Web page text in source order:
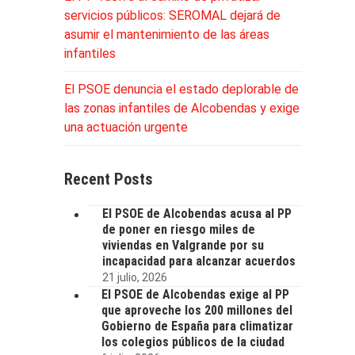
servicios públicos: SEROMAL dejará de
asumir el mantenimiento de las áreas
infantiles
El PSOE denuncia el estado deplorable de
las zonas infantiles de Alcobendas y exige
una actuación urgente
Recent Posts
El PSOE de Alcobendas acusa al PP
de poner en riesgo miles de
viviendas en Valgrande por su
incapacidad para alcanzar acuerdos
21 julio, 2026
El PSOE de Alcobendas exige al PP
que aproveche los 200 millones del
Gobierno de España para climatizar
los colegios públicos de la ciudad